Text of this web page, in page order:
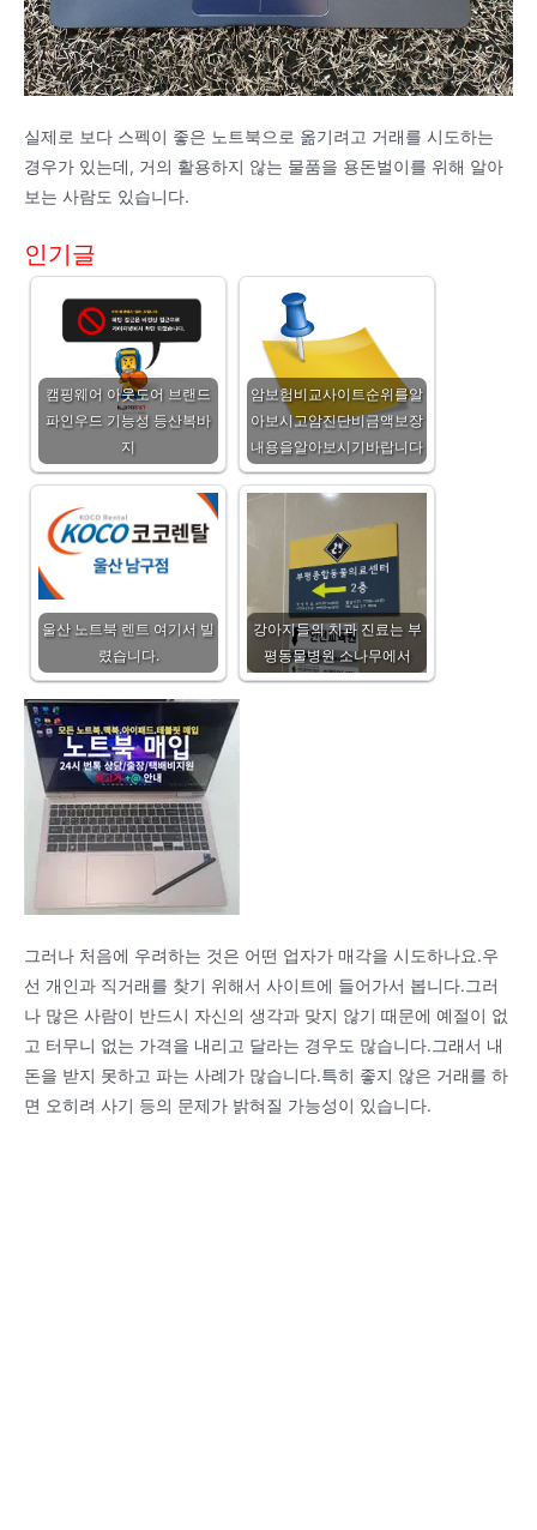
실제로 보다 스펙이 좋은 노트북으로 옮기려고 거래를 시도하는
경우가 있는데, 거의 활용하지 않는 물품을 용돈벌이를 위해 알아
보는 사람도 있습니다.
인기글
캠핑웨어 아웃도어 브랜드
파인우드 기능성 등산복바
지
암보험비교사이트순위를알
아보시고암진단비금액보장
내용을알아보시기바랍니다
울산 노트북 렌트 여기서 빌
렸습니다.
강아지들의 치과 진료는 부
평동물병원 소나무에서
그러나 처음에 우려하는 것은 어떤 업자가 매각을 시도하나요.우
선 개인과 직거래를 찾기 위해서 사이트에 들어가서 봅니다.그러
나 많은 사람이 반드시 자신의 생각과 맞지 않기 때문에 예절이 없
고 터무니 없는 가격을 내리고 달라는 경우도 많습니다.그래서 내
돈을 받지 못하고 파는 사례가 많습니다.특히 좋지 않은 거래를 하
면 오히려 사기 등의 문제가 밝혀질 가능성이 있습니다.